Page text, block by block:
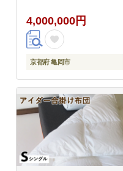
4,000,000円
京都府 亀岡市